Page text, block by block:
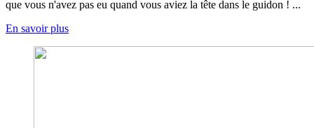
que vous n'avez pas eu quand vous aviez la tête dans le guidon ! ...
En savoir plus